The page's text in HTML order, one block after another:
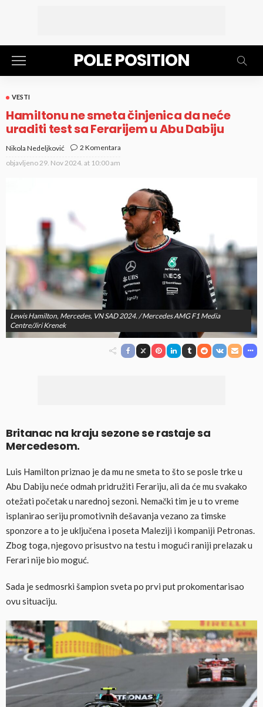
POLE POSITION
VESTI
Hamiltonu ne smeta činjenica da neće
uraditi test sa Ferarijem u Abu Dabiju
Nikola Nedeljković
2 Komentara
objavljeno 29. Nov 2024. at 10:00 am
Lewis Hamilton, Mercedes, VN SAD 2024. / Mercedes AMG F1 Media
Centre/Jiri Krenek
Britanac na kraju sezone se rastaje sa
Mercedesom.
Luis Hamilton priznao je da mu ne smeta to što se posle trke u
Abu Dabiju neće odmah pridružiti Ferariju, ali da će mu svakako
otežati početak u narednoj sezoni. Nemački tim je u to vreme
isplanirao seriju promotivnih dešavanja vezano za timske
sponzore a to je uključena i poseta Maleziji i kompaniji Petronas.
Zbog toga, njegovo prisustvo na testu i mogući raniji prelazak u
Ferari nije bio moguć.
Sada je sedmosrki šampion sveta po prvi put prokomentarisao
ovu situaciju.